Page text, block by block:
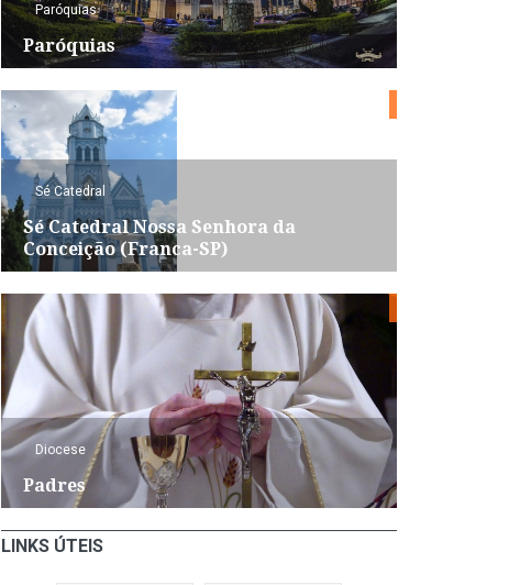
Paróquias
Paróquias
Sé Catedral
Sé Catedral Nossa Senhora da
Conceição (Franca-SP)
Diocese
Padres
LINKS ÚTEIS